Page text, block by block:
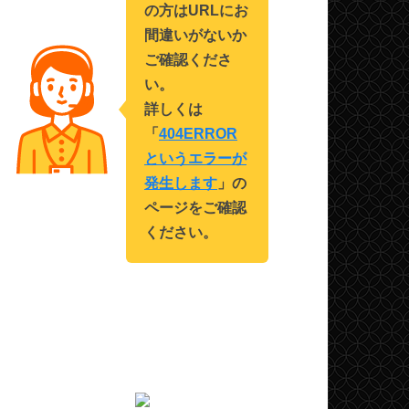
の方はURLにお
間違いがないか
ご確認くださ
い。
詳しくは
「 404ERROR
というエラーが
発生します 」の
ページをご確認
ください。